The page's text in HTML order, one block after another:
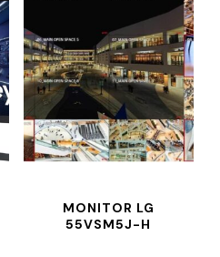
MONITOR LG
55VSM5J-H